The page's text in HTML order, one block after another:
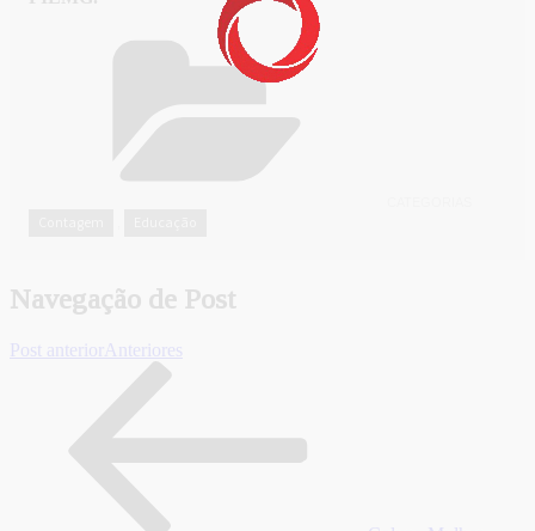
Navegação de Post
Post anterior Anteriores